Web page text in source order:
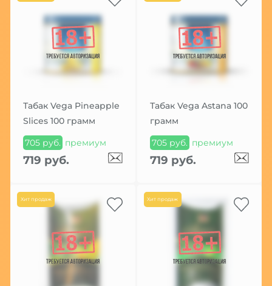
Табак Vega Pineapple
Slices 100 грамм
705 руб. премиум
719 руб.
Табак Vega Astana 100
грамм
705 руб. премиум
719 руб.
Хит продаж Хит продаж